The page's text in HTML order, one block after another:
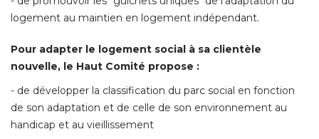
logement au maintien en logement indépendant.
Pour adapter le logement social à sa clientèle
nouvelle, le Haut Comité propose :
- de développer la classification du parc social en fonction
de son adaptation et de celle de son environnement au
handicap et au vieillissement